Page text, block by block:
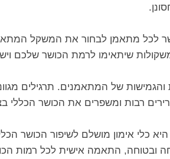
לכל מתאמן לבחור את המשקל
שיתאימו לרמת הכושר שלכם
של המתאמנים. תרגילים
רבות ומשפרים את הכושר הכללי
ובטוחה, התאמה אישית לכל רמות